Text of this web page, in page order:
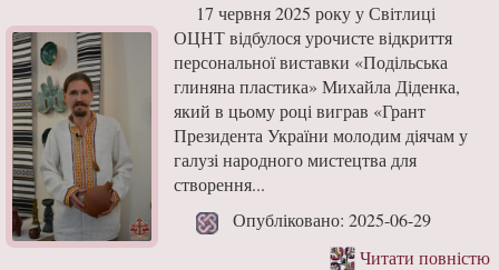
17 червня 2025 року у Світлиці
ОЦНТ відбулося урочисте відкриття
персональної виставки «Подільська
глиняна пластика» Михайла Діденка,
який в цьому році виграв «Грант
Президента України молодим діячам у
галузі народного мистецтва для
створення...
Опубліковано: 2025-06-29
Читати повністю